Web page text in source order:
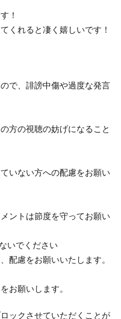
！
くれると凄く嬉しいです！
で、誹謗中傷や過度な発言
方の視聴の妨げになること
いない方への配慮をお願い
ントは節度を守ってお願い
いでください
配慮をお願いいたします。
お願いします。
ックさせていただくことが